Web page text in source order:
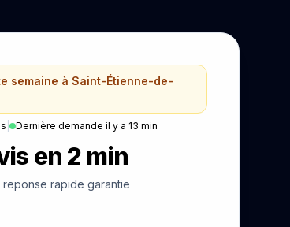
semaine à Saint-Étienne-de-
Dernière demande il y a 13 min
en 2 min
reponse rapide garantie